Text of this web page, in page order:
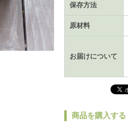
保存方法
原材料
お届けについて
商品を購入する